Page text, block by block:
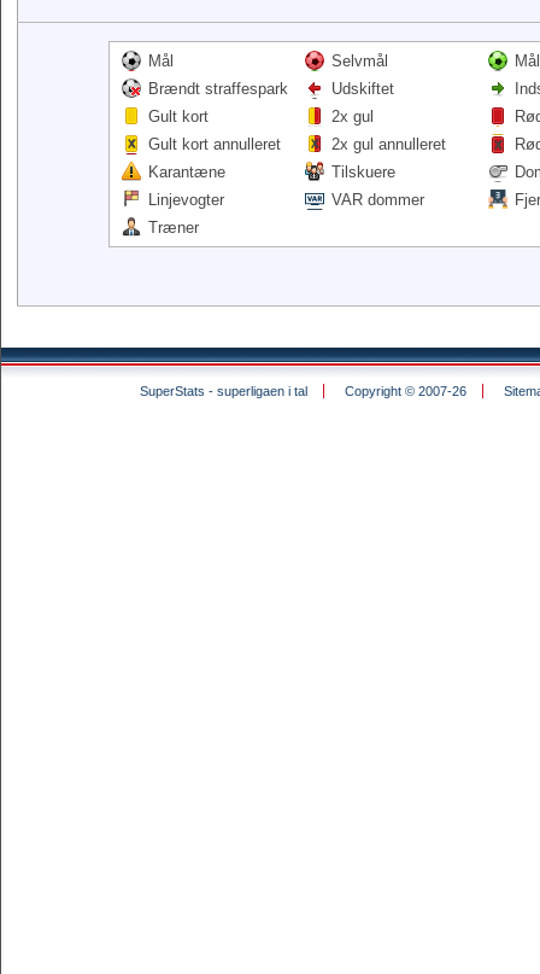
Mål Selvmål
Brændt straffespark
Udskiftet
Gult kort
2x gul
Gult kort annulleret
2x gul annulleret
Karantæne
Tilskuere
Linjevogter
VAR dommer
Træner
SuperStats - superligaen i tal Copyright © 2007-26